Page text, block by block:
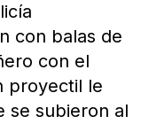
con balas de
con el
proyectil le
se subieron al